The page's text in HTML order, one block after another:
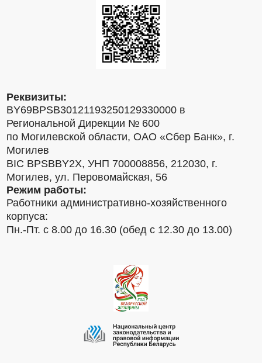
Реквизиты:
BY69BPSB30121193250129330000 в
Региональной Дирекции № 600
по Могилевской области, ОАО «Сбер Банк», г.
Могилев
BIC BPSBBY2X, УНП 700008856, 212030, г.
Могилев, ул. Перовомайская, 56
Режим работы:
Работники административно-хозяйственного
корпуса:
Пн.-Пт. с 8.00 до 16.30 (обед с 12.30 до 13.00)